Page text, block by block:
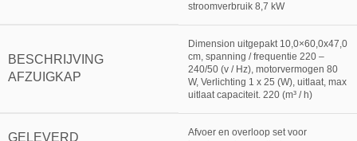
stroomverbruik 8,7 kW
BESCHRIJVING
AFZUIGKAP
Dimension uitgepakt 10,0×60,0x47,0
cm, spanning / frequentie 220 –
240/50 (v / Hz), motorvermogen 80
W, Verlichting 1 x 25 (W), uitlaat, max
uitlaat capaciteit. 220 (m³ / h)
GELEVERD
Afvoer en overloop set voor